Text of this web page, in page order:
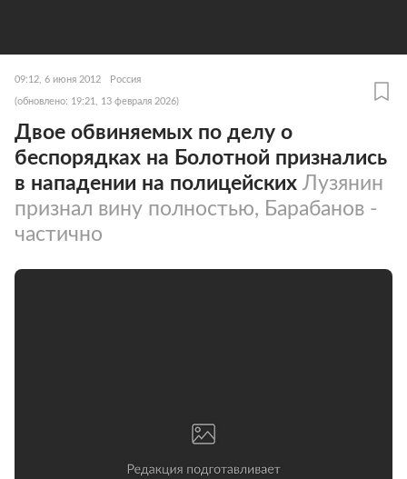
09:12, 6 июня 2012 Россия
(обновлено: 19:21, 13 февраля 2026)
Двое обвиняемых по делу о
беспорядках на Болотной признались
в нападении на полицейских Лузянин
признал вину полностью, Барабанов -
частично